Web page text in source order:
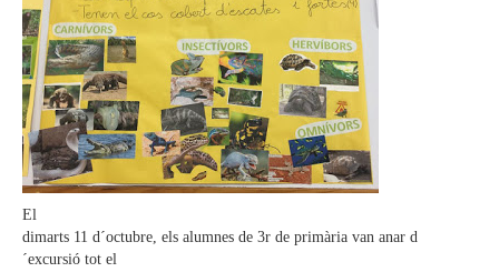
El
dimarts 11 d´octubre, els alumnes de 3r de primària van anar d
´excursió tot el